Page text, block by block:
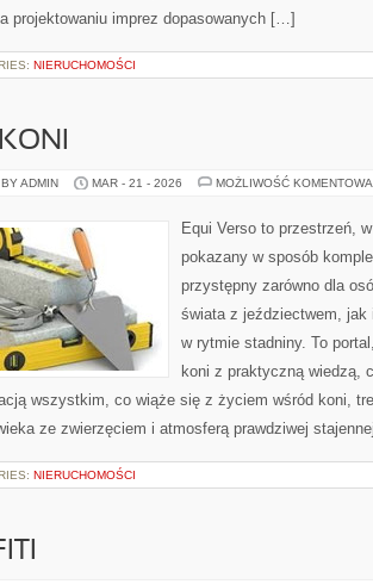
projektowaniu imprez dopasowanych […]
NIERUCHOMOŚCI
ADMIN MAR - 21 - 2026 MOŻLIWOŚĆ
Equi Verso to przestrzeń,
pokazany w sposób
przystępny zarówno dla
świata z jeździectwem,
w rytmie stadniny. To
koni z praktyczną wiedzą,
wszystkim, co wiąże się z życiem wśród koni,
ze zwierzęciem i atmosferą prawdziwej
NIERUCHOMOŚCI